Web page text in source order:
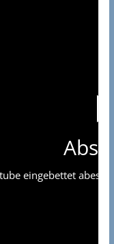
eingebettet